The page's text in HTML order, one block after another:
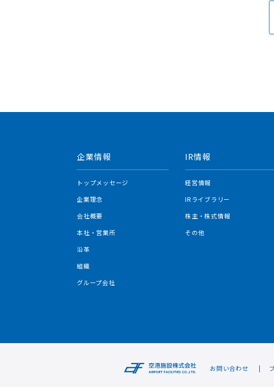
企業情報
トップメッセージ
企業理念
会社概要
本社・営業所
沿革
組織
グループ会社
IR情報
経営情報
IRライブラリー
株主・株式情報
その他
お問い合わせ